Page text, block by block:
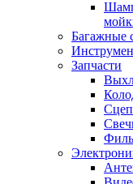
Багажные
Запчасти